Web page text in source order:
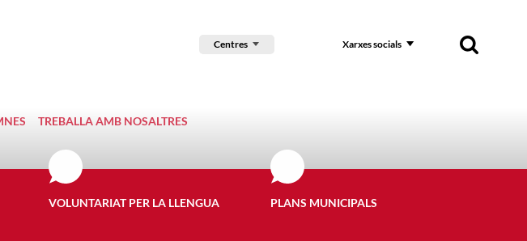
Centres Xarxes socials
TREBALLA AMB NOSALTRES
VOLUNTARIAT PER LA LLENGUA PLANS MUNICIPALS